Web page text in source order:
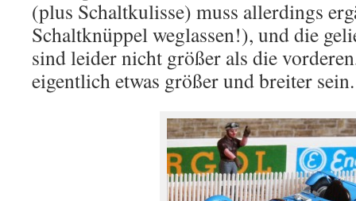
(plus Schaltkulisse) muss allerdings
Schaltknüppel weglassen!), und die
sind leider nicht größer als die
eigentlich etwas größer und breiter sein.